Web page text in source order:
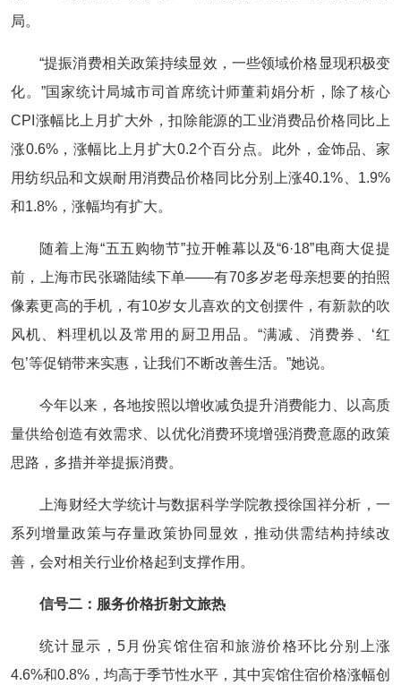
局。
“提振消费相关政策持续显效，一些领域价格显现积极变
化。”国家统计局城市司首席统计师董莉娟分析，除了核心
CPI涨幅比上月扩大外，扣除能源的工业消费品价格同比上
涨0.6%，涨幅比上月扩大0.2个百分点。此外，金饰品、家
用纺织品和文娱耐用消费品价格同比分别上涨40.1%、1.9%
和1.8%，涨幅均有扩大。
随着上海“五五购物节”拉开帷幕以及“6·18”电商大促提
前，上海市民张璐陆续下单——有70多岁老母亲想要的拍照
像素更高的手机，有10岁女儿喜欢的文创摆件，有新款的吹
风机、料理机以及常用的厨卫用品。“满减、消费券、‘红
包’等促销带来实惠，让我们不断改善生活。”她说。
今年以来，各地按照以增收减负提升消费能力、以高质
量供给创造有效需求、以优化消费环境增强消费意愿的政策
思路，多措并举提振消费。
上海财经大学统计与数据科学学院教授徐国祥分析，一
系列增量政策与存量政策协同显效，推动供需结构持续改
善，会对相关行业价格起到支撑作用。
信号二：服务价格折射文旅热
统计显示，5月份宾馆住宿和旅游价格环比分别上涨
4.6%和0.8%，均高于季节性水平，其中宾馆住宿价格涨幅创